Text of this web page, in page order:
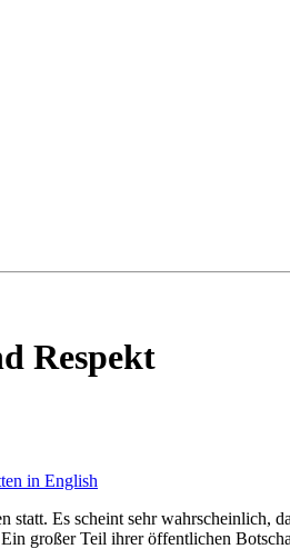
Respekt
in English
statt. Es scheint sehr wahrscheinlich,
großer Teil ihrer öffentlichen